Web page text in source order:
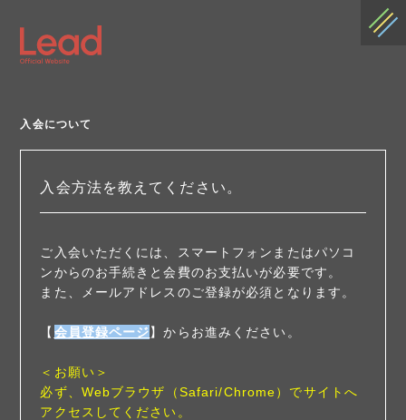
入会について
入会方法を教えてください。
ご入会いただくには、スマートフォンまたはパソコ
ンからのお手続きと会費のお支払いが必要です。
また、メールアドレスのご登録が必須となります。
【 会員登録ページ】からお進みください。
＜お願い＞
必ず、Webブラウザ（Safari/Chrome）でサイトへ
アクセスしてください。